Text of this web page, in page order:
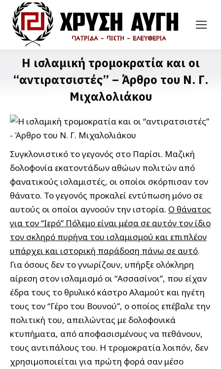
Η ισλαμική τρομοκρατία και οι
“αντιρατσιστές” – Άρθρο του Ν. Γ.
Μιχαλολιάκου
Συγκλονιστικό το γεγονός στο Παρίσι. Μαζική
δολοφονία εκατοντάδων αθώων πολιτών από
φανατικούς ισλαμιστές, οι οποίοι σκόρπισαν τον
θάνατο. Το γεγονός προκαλεί εντύπωση μόνο σε
αυτούς οι οποίοι αγνοούν την ιστορία. Ο θάνατος
για τον “Ιερό” Πόλεμο είναι μέσα σε αυτόν τον ίδιο
τον σκληρό πυρήνα του ισλαμισμού και επιπλέον
υπάρχει και ιστορική παράδοση πάνω σε αυτό.
Για όσους δεν το γνωρίζουν, υπήρξε ολόκληρη
αίρεση στον ισλαμισμό οι “Ασσασίνοι”, που είχαν
έδρα τους το θρυλικό κάστρο Αλαμούτ και ηγέτη
τους τον “Γέρο του Βουνού”, ο οποίος επέβαλε την
πολιτική του, απειλώντας με δολοφονικά
κτυπήματα, από αποφασισμένους να πεθάνουν,
τους αντιπάλους του. Η τρομοκρατία λοιπόν, δεν
χρησιμοποιείται για πρώτη φορά σαν μέσο